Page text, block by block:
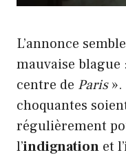
L’annonce
mauvaise blague
centre de Paris».
choquantes
régulièrement
l’indignation et l’